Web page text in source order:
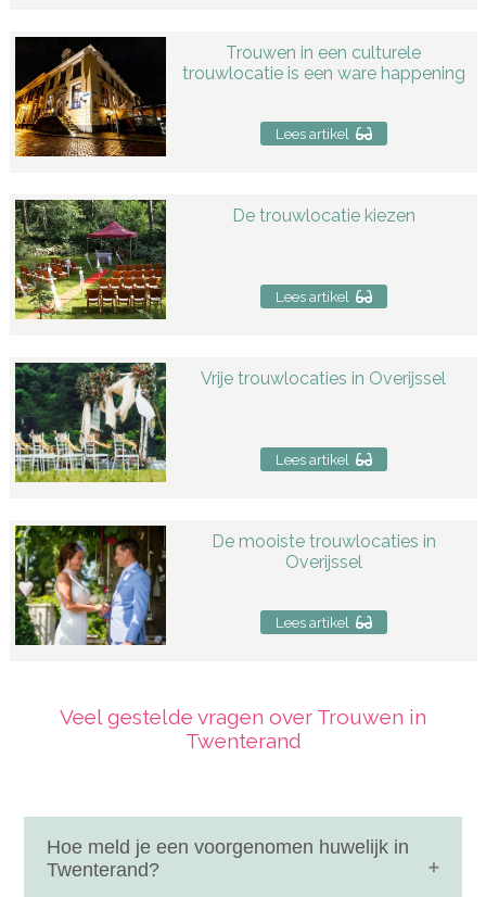
Trouwen in een culturele
trouwlocatie is een ware happening
Lees artikel
De trouwlocatie kiezen
Lees artikel
Vrije trouwlocaties in Overijssel
Lees artikel
De mooiste trouwlocaties in
Overijssel
Lees artikel
Veel gestelde vragen over Trouwen in
Twenterand
Hoe meld je een voorgenomen huwelijk in
Twenterand?